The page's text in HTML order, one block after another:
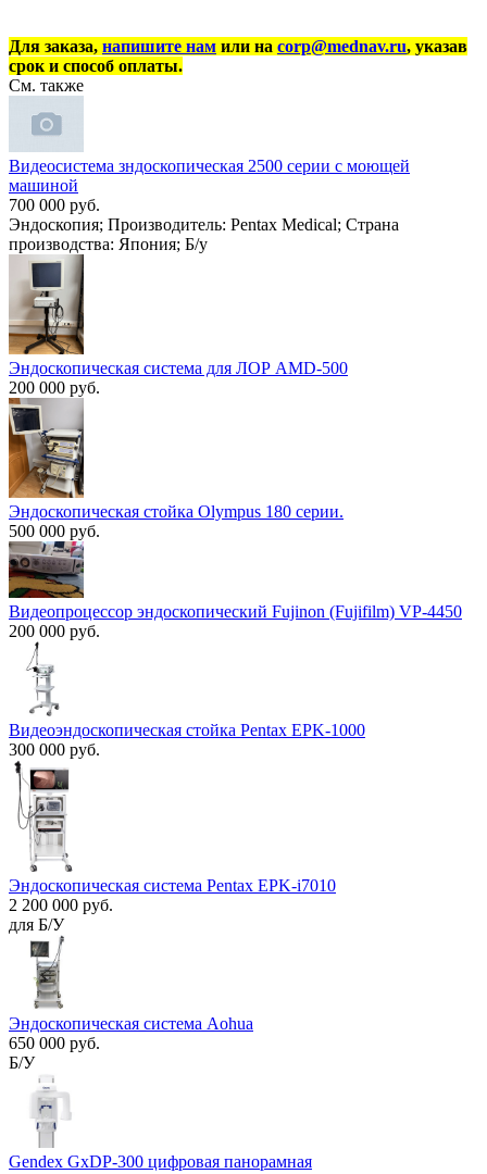
Для заказа, напишите нам или на corp@mednav.ru, указав
срок и способ оплаты.
См. также
Видеосистема зндоскопическая 2500 серии с моющей
машиной
700 000 руб.
Эндоскопия; Производитель: Pentax Medical; Страна
производства: Япония; Б/у
Эндоскопическая система для ЛОР AMD-500
200 000 руб.
Эндоскопическая стойка Olympus 180 серии.
500 000 руб.
Видеопроцессор эндоскопический Fujinon (Fujifilm) VP-4450
200 000 руб.
Видеоэндоскопическая стойка Pentax EPK-1000
300 000 руб.
Эндоскопическая система Pentax EPK-i7010
2 200 000 руб.
для Б/У
Эндоскопическая система Aohua
650 000 руб.
Б/У
Gendex GxDP-300 цифровая панорамная